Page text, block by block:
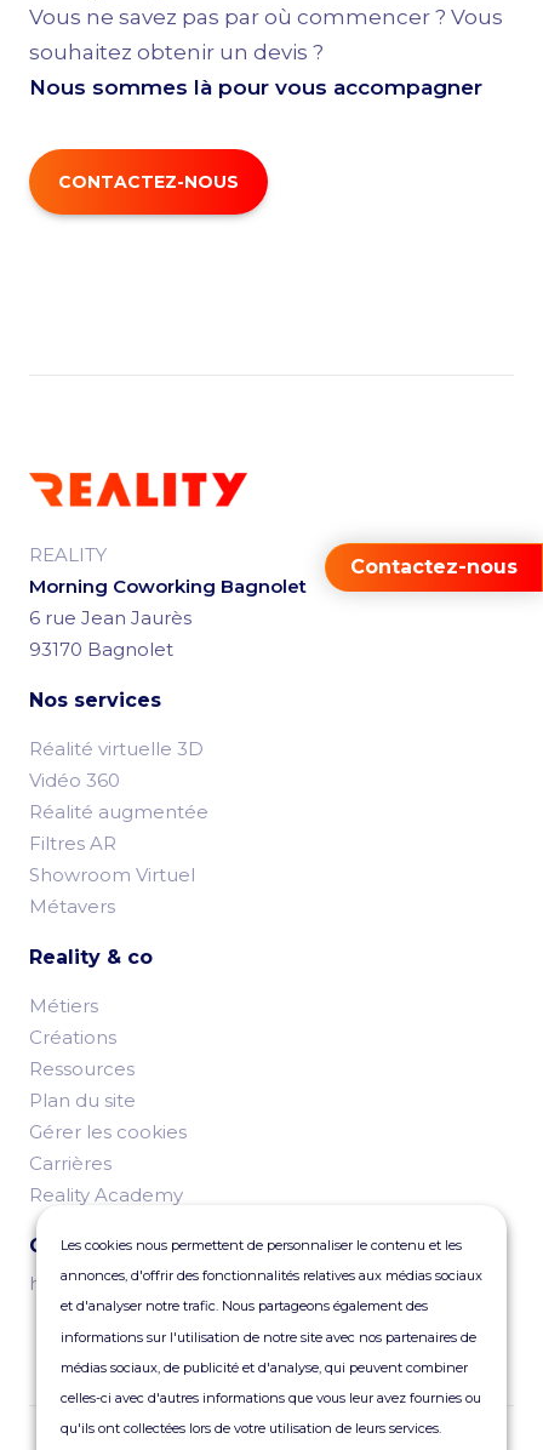
Vous ne savez pas par où commencer ? Vous
souhaitez obtenir un devis ?
Nous sommes là pour vous accompagner
CONTACTEZ-NOUS
REALITY
Morning Coworking Bagnolet
6 rue Jean Jaurès
93170 Bagnolet
Nos services
Réalité virtuelle 3D
Vidéo 360
Réalité augmentée
Filtres AR
Showroom Virtuel
Métavers
Reality & co
Métiers
Créations
Ressources
Plan du site
Gérer les cookies
Carrières
Reality Academy
Contactez-nous
hello@reality.fr
Contactez-nous
Les cookies nous permettent de personnaliser le contenu et les
annonces, d'offrir des fonctionnalités relatives aux médias sociaux
et d'analyser notre trafic. Nous partageons également des
informations sur l'utilisation de notre site avec nos partenaires de
médias sociaux, de publicité et d'analyse, qui peuvent combiner
celles-ci avec d'autres informations que vous leur avez fournies ou
qu'ils ont collectées lors de votre utilisation de leurs services.